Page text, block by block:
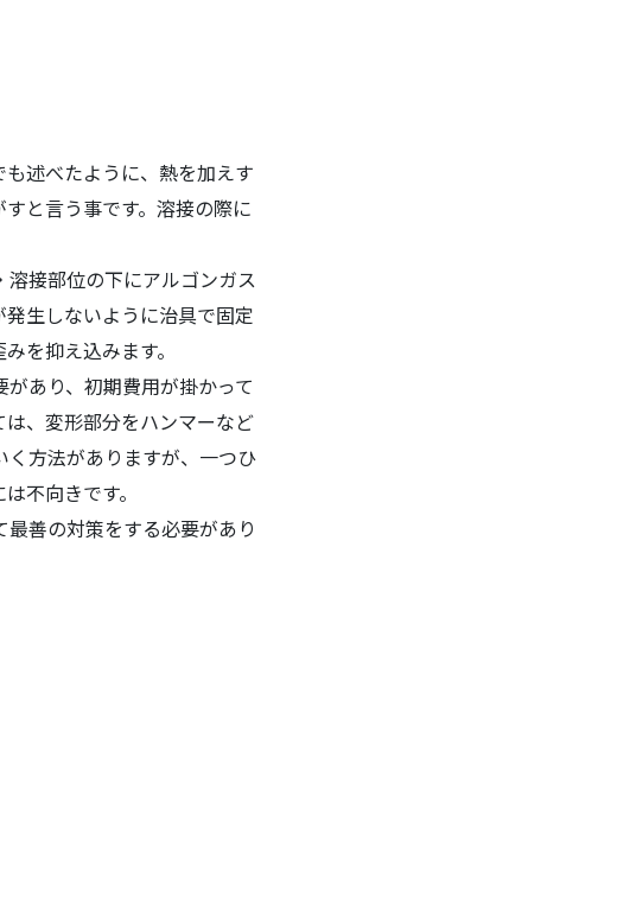
述べたように、熱を加えす
と言う事です。溶接の際に
接部位の下にアルゴンガス
生しないように治具で固定
を抑え込みます。
あり、初期費用が掛かって
、変形部分をハンマーなど
方法がありますが、一つひ
不向きです。
善の対策をする必要があり